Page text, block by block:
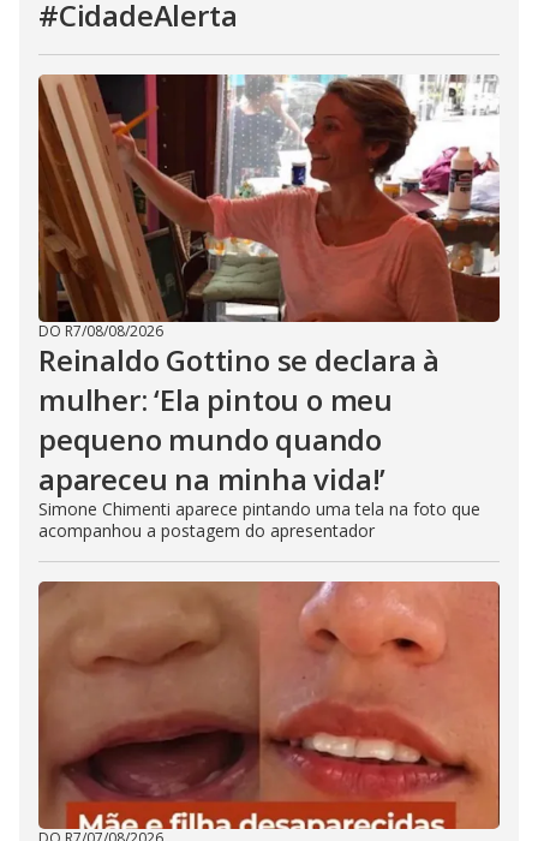
#CidadeAlerta
DO R7/08/08/2026
Reinaldo Gottino se declara à
mulher: ‘Ela pintou o meu
pequeno mundo quando
apareceu na minha vida!’
Simone Chimenti aparece pintando uma tela na foto que
acompanhou a postagem do apresentador